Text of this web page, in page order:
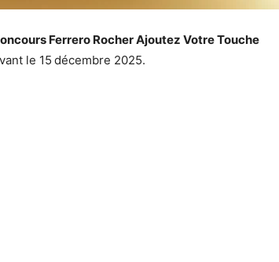
Ferrero Rocher Ajoutez Votre Touche
le 15 décembre 2025.